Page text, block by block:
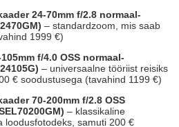
24-70mm f/2.8 normaal-
– standardzoom, mis saab
1999 €)
f/4.0 OSS normaal-
– universaalne tööriist reisiks
€ soodustusega (tavahind 1199 €)
70-200mm f/2.8 OSS
– klassikaline
loodusfotodeks, samuti 200 €